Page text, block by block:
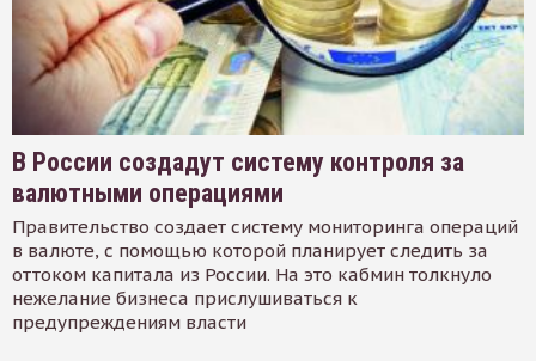
В России создадут систему контроля за
валютными операциями
Правительство создает систему мониторинга операций
в валюте, с помощью которой планирует следить за
оттоком капитала из России. На это кабмин толкнуло
нежелание бизнеса прислушиваться к
предупреждениям власти